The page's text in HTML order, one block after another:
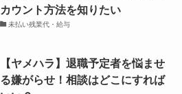
カウント方法を知りたい
未払い残業代・給与
【ヤメハラ】退職予定者を悩ませ
る嫌がらせ！相談はどこにすれば